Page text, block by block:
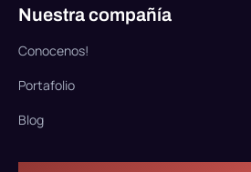
Nuestra compañía
Conocenos!
Portafolio
Blog